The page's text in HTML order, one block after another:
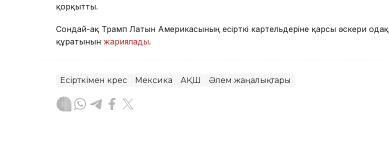
қорқытты.
Сондай-ақ Трамп Латын Америкасының есірткі картельдеріне қарсы әскери одақ
құратынын жариялады.
Есірткімен күрес Мексика АҚШ Әлем жаңалықтары